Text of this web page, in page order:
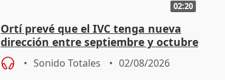
02:20
Ortí prevé que el IVC tenga nueva
dirección entre septiembre y octubre
Sonido Totales 02/08/2026